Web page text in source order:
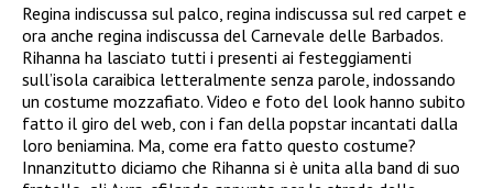
Regina indiscussa sul palco, regina indiscussa sul red carpet e
ora anche regina indiscussa del Carnevale delle Barbados.
Rihanna ha lasciato tutti i presenti ai festeggiamenti
sull’isola caraibica letteralmente senza parole, indossando
un costume mozzafiato. Video e foto del look hanno subito
fatto il giro del web, con i fan della popstar incantati dalla
loro beniamina. Ma, come era fatto questo costume?
Innanzitutto diciamo che Rihanna si è unita alla band di suo